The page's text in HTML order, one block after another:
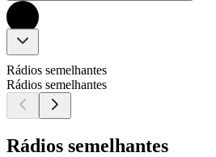
Rádios semelhantes
Rádios semelhantes
Rádios semelhantes